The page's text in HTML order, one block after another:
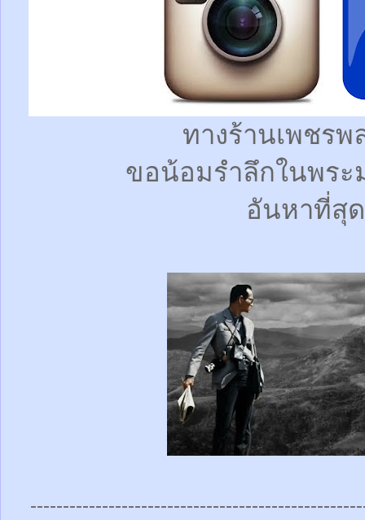
ทางร้านเพชรพ
ขอน้อมรำลึกในพร
อันหาที่สุ